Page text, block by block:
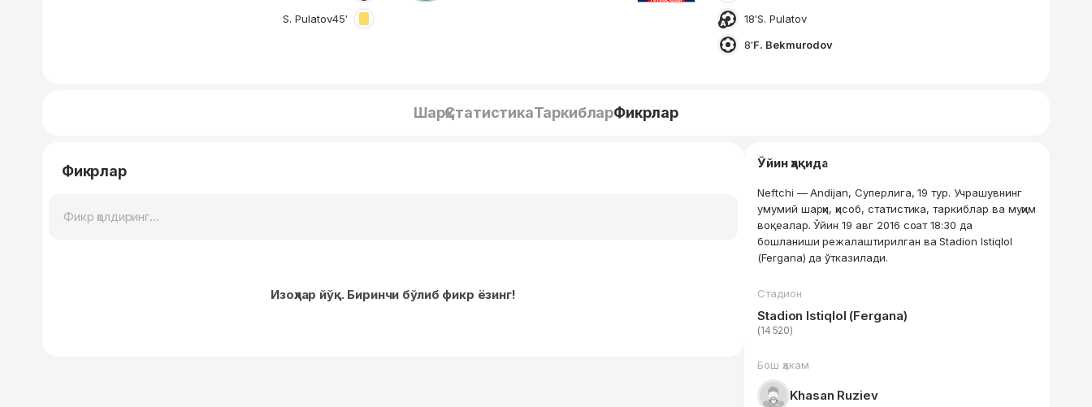
S. Pulatov45′
18′S. Pulatov
8′F. Bekmurodov
ШарҳСтатистикаТаркибларФикрлар
Фикрлар
Изоҳлар йўқ. Биринчи бўлиб фикр ёзинг!
Ўйин ҳақида
Neftchi — Andijan, Суперлига, 19 тур. Учрашувнинг
умумий шарҳи, ҳисоб, статистика, таркиблар ва муҳим
воқеалар. Ўйин 19 авг 2016 соат 18:30 да
бошланиши режалаштирилган ва Stadion Istiqlol
(Fergana) да ўтказилади.
Стадион
Stadion Istiqlol (Fergana)
(14 520)
Бош ҳакам
Khasan Ruziev